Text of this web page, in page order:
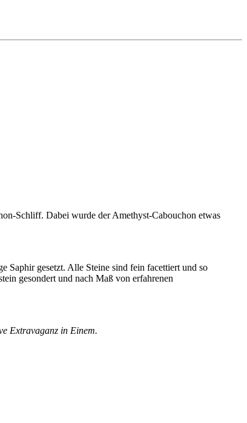
Schliff. Dabei wurde der Amethyst-Cabouchon etwas
Saphir gesetzt. Alle Steine sind fein facettiert und so
gesondert und nach Maß von erfahrenen
Extravaganz in Einem.